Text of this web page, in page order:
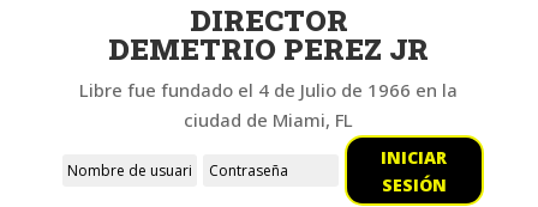
DIRECTOR
DEMETRIO PEREZ JR
Libre fue fundado el 4 de Julio de 1966 en la
ciudad de Miami, FL
INICIAR
SESIÓN